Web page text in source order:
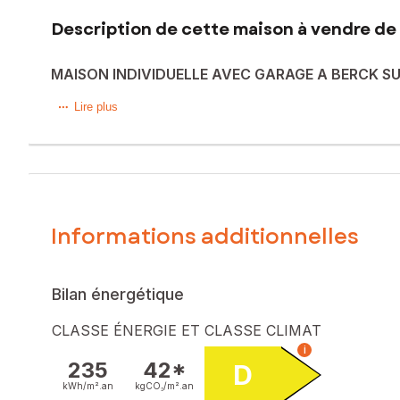
Description de cette maison à vendre de
MAISON INDIVIDUELLE AVEC GARAGE A BERCK
A seulement 1km de la base nautique et de ses célèbres
Elle propose au rez-de-chaussée une cuisine, salon, wc,
Une maison à remettre au goût du jour mais déjà
Les informations sur les risques auxquels ce bien est
Honoraires charge vendeur
Contactez votre conseiller SAFTI : Isabelle DALBERT,
445049406
Lire plus
Informations additionnelles
Bilan énergétique
CLASSE ÉNERGIE ET CLASSE CLIMAT
235
kWh/m². an
42*
kgCO₂/m². an D
i